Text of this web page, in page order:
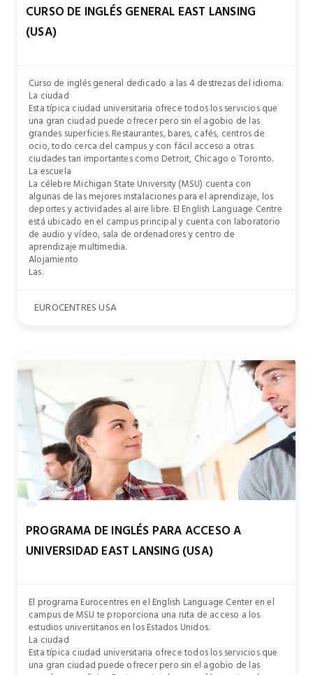
CURSO DE INGLÉS GENERAL EAST LANSING
(USA)
Curso de inglés general dedicado a las 4 destrezas del idioma.
La ciudad
Esta típica ciudad universitaria ofrece todos los servicios que
una gran ciudad puede ofrecer pero sin el agobio de las
grandes superficies. Restaurantes, bares, cafés, centros de
ocio, todo cerca del campus y con fácil acceso a otras
ciudades tan importantes como Detroit, Chicago o Toronto.
La escuela
La célebre Michigan State University (MSU) cuenta con
algunas de las mejores instalaciones para el aprendizaje, los
deportes y actividades al aire libre. El English Language Centre
está ubicado en el campus principal y cuenta con laboratorio
de audio y vídeo, sala de ordenadores y centro de
aprendizaje multimedia.
Alojamiento
Las.
EUROCENTRES USA
PROGRAMA DE INGLÉS PARA ACCESO A
UNIVERSIDAD EAST LANSING (USA)
El programa Eurocentres en el English Language Center en el
campus de MSU te proporciona una ruta de acceso a los
estudios universitarios en los Estados Unidos.
La ciudad
Esta típica ciudad universitaria ofrece todos los servicios que
una gran ciudad puede ofrecer pero sin el agobio de las